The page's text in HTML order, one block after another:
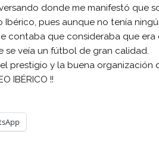
donde me manifestó que
Ibérico, pues aunque no tenía
contaba que consideraba que era
se veía un fútbol de gran calidad.
prestigio y la buena organización
IBÉRICO !!